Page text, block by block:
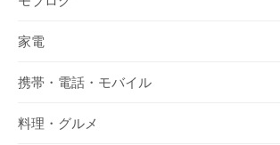
家電
携帯・電話・モバイル
料理・グルメ